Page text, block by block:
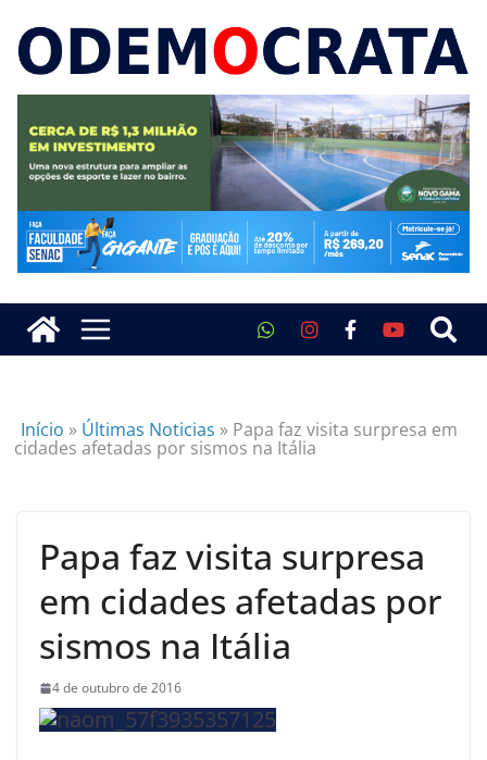
Início » Últimas Noticias » Papa faz visita surpresa em
cidades afetadas por sismos na Itália
Papa faz visita surpresa
em cidades afetadas por
sismos na Itália
4 de outubro de 2016